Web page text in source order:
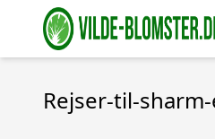
Rejser-til-